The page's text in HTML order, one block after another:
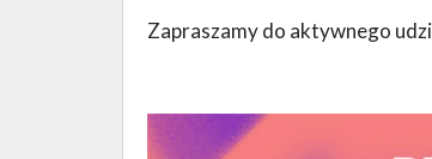
Zapraszamy do aktywnego